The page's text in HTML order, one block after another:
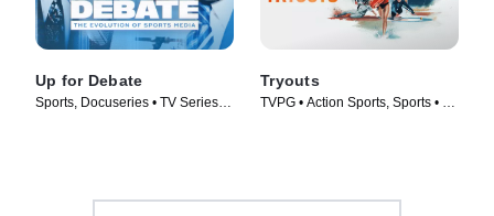
Up for Debate
Sports, Docuseries • TV Series
Tryouts
TVPG • Action Sports, Sports • TV